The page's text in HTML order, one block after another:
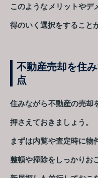
このようなメリットやデ
得のいく選択をすること
不動産売却を住
点
住みながら不動産の売却
押さえておきましょう。
まずは内覧や査定時に物
整頓や掃除をしっかりお